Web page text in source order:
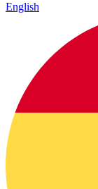
English